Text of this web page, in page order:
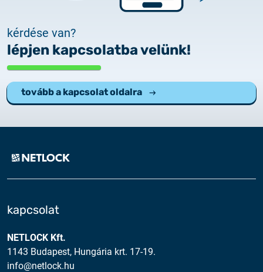
kérdése van?
lépjen kapcsolatba velünk!
tovább a kapcsolat oldalra
kapcsolat
NETLOCK Kft.
1143 Budapest, Hungária krt. 17-19.
info@netlock.hu